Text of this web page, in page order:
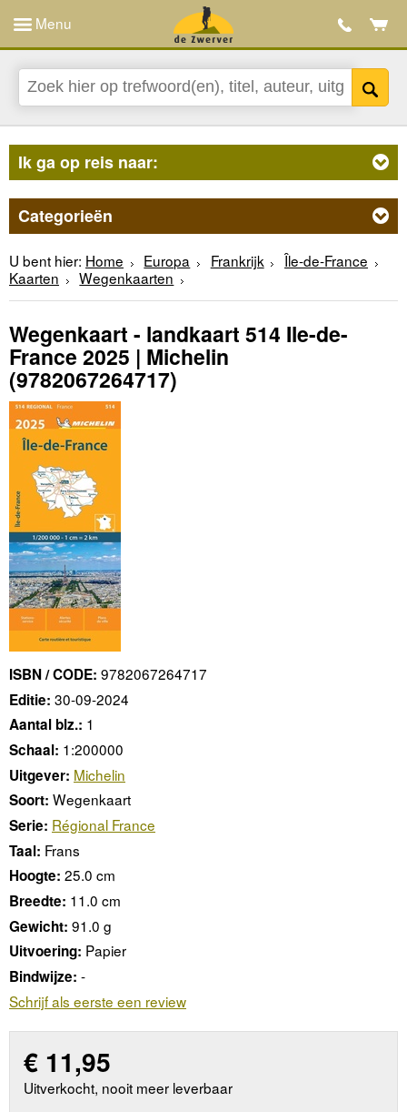
Menu
Ik ga op reis naar:
Categorieën
U bent hier: Home Europa Frankrijk
Île-de-France
Kaarten
Wegenkaarten
Wegenkaart - landkaart 514 Ile-de-
France 2025 | Michelin
(9782067264717)
ISBN / CODE: 9782067264717
Editie: 30-09-2024
Aantal blz.: 1
Schaal: 1:200000
Uitgever: Michelin
Soort: Wegenkaart
Serie: Régional France
Taal: Frans
Hoogte: 25.0 cm
Breedte: 11.0 cm
Gewicht: 91.0 g
Uitvoering: Papier
Bindwijze: -
Schrijf als eerste een review
€ 11,95
Uitverkocht, nooit meer leverbaar